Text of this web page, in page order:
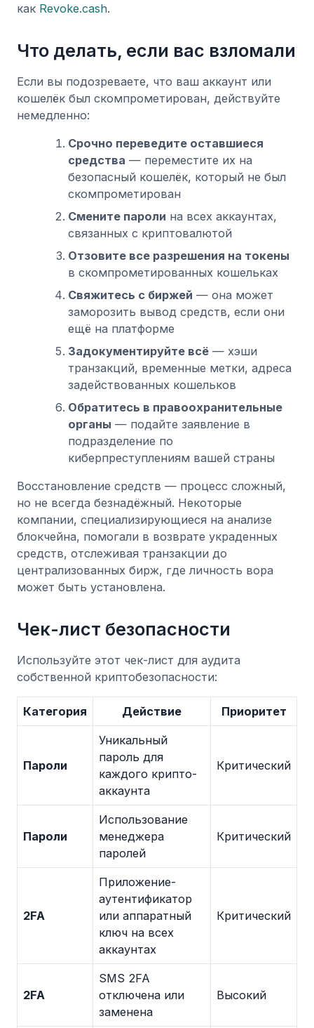
как Revoke.cash.
Что делать, если вас взломали
Если вы подозреваете, что ваш аккаунт или
кошелёк был скомпрометирован, действуйте
немедленно:
Срочно переведите оставшиеся
средства — переместите их на
безопасный кошелёк, который не был
скомпрометирован
Смените пароли на всех аккаунтах,
связанных с криптовалютой
Отзовите все разрешения на токены
в скомпрометированных кошельках
Свяжитесь с биржей — она может
заморозить вывод средств, если они
ещё на платформе
Задокументируйте всё— хэши
транзакций, временные метки, адреса
задействованных кошельков
Обратитесь в правоохранительные
органы — подайте заявление в
подразделение по
киберпреступлениям вашей страны
Восстановление средств — процесс сложный,
но не всегда безнадёжный. Некоторые
компании, специализирующиеся на анализе
блокчейна, помогали в возврате украденных
средств, отслеживая транзакции до
централизованных бирж, где личность вора
может быть установлена.
Чек-лист безопасности
Используйте этот чек-лист для аудита
собственной криптобезопасности:
Категория Действие Приоритет
Пароли
Уникальный
пароль для
каждого крипто-
аккаунта
Критический
Пароли
Использование
менеджера
паролей
Критический
2FA
Приложение-
аутентификатор
или аппаратный
ключ на всех
аккаунтах
Критический
2FA
SMS 2FA
отключена или
заменена
Высокий